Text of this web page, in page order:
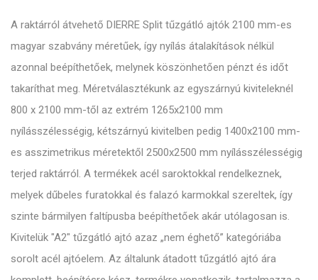
A raktárról átvehető DIERRE Split tűzgátló ajtók 2100 mm-es
magyar szabvány méretűek, így nyílás átalakítások nélkül
azonnal beépíthetőek, melynek köszönhetően pénzt és időt
takaríthat meg. Méretválasztékunk az egyszárnyú kiviteleknél
800 x 2100 mm-től az extrém 1265x2100 mm
nyílásszélességig, kétszárnyú kivitelben pedig 1400x2100 mm-
es asszimetrikus méretektől 2500x2500 mm nyílásszélességig
terjed raktárról. A termékek acél saroktokkal rendelkeznek,
melyek dűbeles furatokkal és falazó karmokkal szereltek, így
szinte bármilyen faltípusba beépíthetőek akár utólagosan is.
Kivitelük "A2" tűzgátló ajtó azaz „nem éghető” kategóriába
sorolt acél ajtóelem. Az általunk átadott tűzgátló ajtó ára